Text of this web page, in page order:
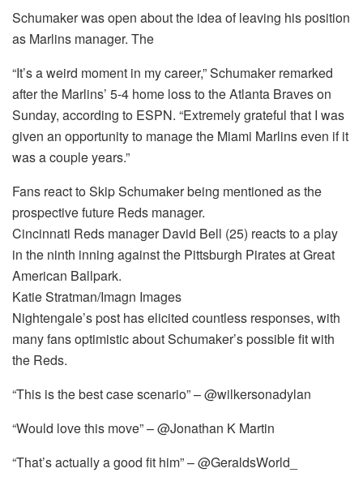
Schumaker was open about the idea of leaving his position
as Marlins manager. The
“It’s a weird moment in my career,” Schumaker remarked
after the Marlins’ 5-4 home loss to the Atlanta Braves on
Sunday, according to ESPN. “Extremely grateful that I was
given an opportunity to manage the Miami Marlins even if it
was a couple years.”
Fans react to Skip Schumaker being mentioned as the
prospective future Reds manager.
Cincinnati Reds manager David Bell (25) reacts to a play
in the ninth inning against the Pittsburgh Pirates at Great
American Ballpark.
Katie Stratman/Imagn Images
Nightengale’s post has elicited countless responses, with
many fans optimistic about Schumaker’s possible fit with
the Reds.
“This is the best case scenario” – @wilkersonadylan
“Would love this move” – @Jonathan K Martin
“That’s actually a good fit him” – @GeraldsWorld_